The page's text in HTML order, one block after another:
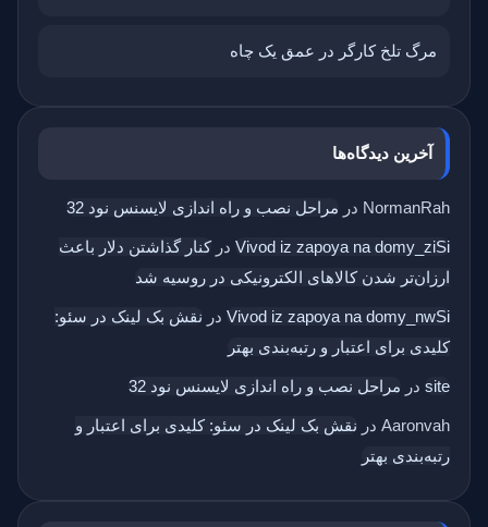
مرگ تلخ کارگر در عمق یک چاه
آخرین دیدگاه‌ها
NormanRah در مراحل نصب و راه اندازی لایسنس نود 32
Vivod iz zapoya na domy_ziSi درکنار گذاشتن دلار باعث
ارزان‌تر شدن کالاهای الکترونیکی در روسیه شد
Vivod iz zapoya na domy_nwSi در نقش بک‌ لینک در سئو:
کلیدی برای اعتبار و رتبه‌بندی بهتر
site در مراحل نصب و راه اندازی لایسنس نود 32
Aaronvah در نقش بک‌ لینک در سئو: کلیدی برای اعتبار و
رتبه‌بندی بهتر